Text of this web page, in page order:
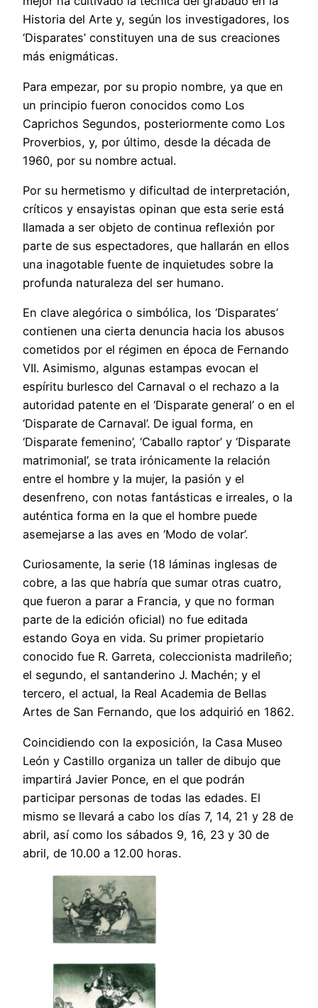
Historia del Arte y, según los investigadores, los
‘Disparates’ constituyen una de sus creaciones
más enigmáticas.
Para empezar, por su propio nombre, ya que en
un principio fueron conocidos como Los
Caprichos Segundos, posteriormente como Los
Proverbios, y, por último, desde la década de
1960, por su nombre actual.
Por su hermetismo y dificultad de interpretación,
críticos y ensayistas opinan que esta serie está
llamada a ser objeto de continua reflexión por
parte de sus espectadores, que hallarán en ellos
una inagotable fuente de inquietudes sobre la
profunda naturaleza del ser humano.
En clave alegórica o simbólica, los ‘Disparates’
contienen una cierta denuncia hacia los abusos
cometidos por el régimen en época de Fernando
VII. Asimismo, algunas estampas evocan el
espíritu burlesco del Carnaval o el rechazo a la
autoridad patente en el ‘Disparate general’ o en el
‘Disparate de Carnaval’. De igual forma, en
‘Disparate femenino’, ‘Caballo raptor’ y ‘Disparate
matrimonial’, se trata irónicamente la relación
entre el hombre y la mujer, la pasión y el
desenfreno, con notas fantásticas e irreales, o la
auténtica forma en la que el hombre puede
asemejarse a las aves en ‘Modo de volar’.
Curiosamente, la serie (18 láminas inglesas de
cobre, a las que habría que sumar otras cuatro,
que fueron a parar a Francia, y que no forman
parte de la edición oficial) no fue editada
estando Goya en vida. Su primer propietario
conocido fue R. Garreta, coleccionista madrileño;
el segundo, el santanderino J. Machén; y el
tercero, el actual, la Real Academia de Bellas
Artes de San Fernando, que los adquirió en 1862.
Coincidiendo con la exposición, la Casa Museo
León y Castillo organiza un taller de dibujo que
impartirá Javier Ponce, en el que podrán
participar personas de todas las edades. El
mismo se llevará a cabo los días 7, 14, 21 y 28 de
abril, así como los sábados 9, 16, 23 y 30 de
abril, de 10.00 a 12.00 horas.